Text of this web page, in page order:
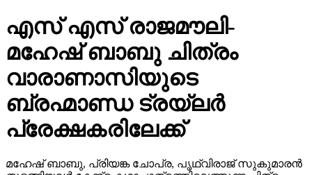
എസ് എസ് രാജമൗലി-
മഹേഷ് ബാബു ചിത്രം
വാരാണാസിയുടെ
ബ്രഹ്മാണ്ഡ ട്രയ്ലർ
പ്രേക്ഷകരിലേക്ക്
മഹേഷ് ബാബു, പ്രിയങ്ക ചോപ്ര, പൃഥ്വിരാജ് സുകുമാരൻ